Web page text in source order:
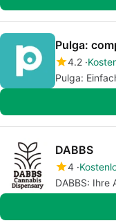
Pulga:
4.2
Pulga:
DABBS
4
DABBS: Ihre